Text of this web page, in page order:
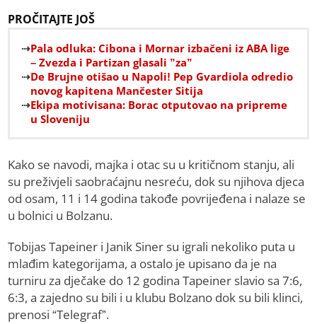
PROČITAJTE JOŠ
Pala odluka: Cibona i Mornar izbačeni iz ABA lige
– Zvezda i Partizan glasali ”za”
De Brujne otišao u Napoli! Pep Gvardiola odredio
novog kapitena Mančester Sitija
Еkipa motivisana: Borac otputovao na pripreme
u Sloveniju
Kako se navodi, majka i otac su u kritičnom stanju, ali
su preživjeli saobraćajnu nesreću, dok su njihova djeca
od osam, 11 i 14 godina takođe povrijeđena i nalaze se
u bolnici u Bolzanu.
Tobijas Tapeiner i Janik Siner su igrali nekoliko puta u
mlađim kategorijama, a ostalo je upisano da je na
turniru za dječake do 12 godina Tapeiner slavio sa 7:6,
6:3, a zajedno su bili i u klubu Bolzano dok su bili klinci,
prenosi “Telegraf”.